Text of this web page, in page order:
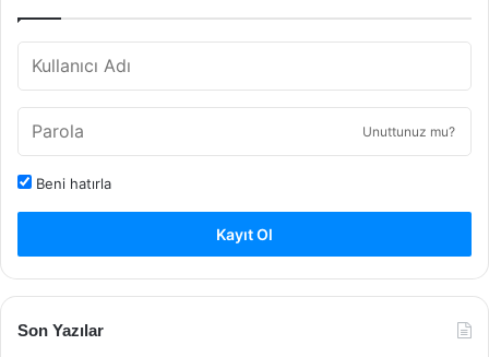
Unuttunuz mu?
Beni hatırla
Kayıt Ol
Son Yazılar